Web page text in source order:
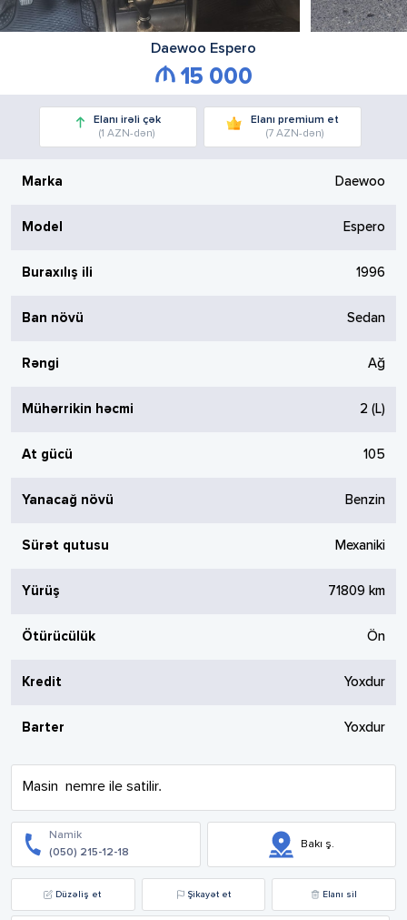
Daewoo Espero
15 000
Elanı irəli çək
(1 AZN-dən)
Elanı premium et
(7 AZN-dən)
Marka Daewoo
Model Espero
Buraxılış ili 1996
Ban növü Sedan
Rəngi Ağ
Mühərrikin həcmi 2 (L)
At gücü 105
Yanacağ növü Benzin
Sürət qutusu Mexaniki
Yürüş 71809 km
Ötürücülük Ön
Kredit Yoxdur
Barter Yoxdur
Masin  nemre ile satilir.
Namik
(050) 215-12-18
Bakı ş.
Düzəliş et Şikayət et Elanı sil